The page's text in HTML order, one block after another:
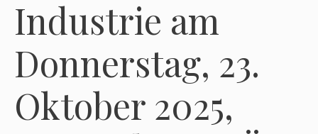
Industrie am
Donnerstag, 23.
Oktober 2025,